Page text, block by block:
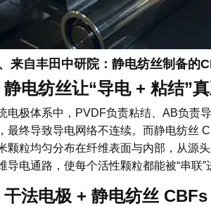
来自丰田中研院：静电纺丝制备的
静电纺丝让“导电 + 粘结”
电极体系中，PVDF负责粘结、AB负责
最终导致导电网络不连续。而静电纺丝
颗粒均匀分布在纤维表面与内部，从源
导电通路，使每个活性颗粒都能被“串联
干法电极 + 静电纺丝